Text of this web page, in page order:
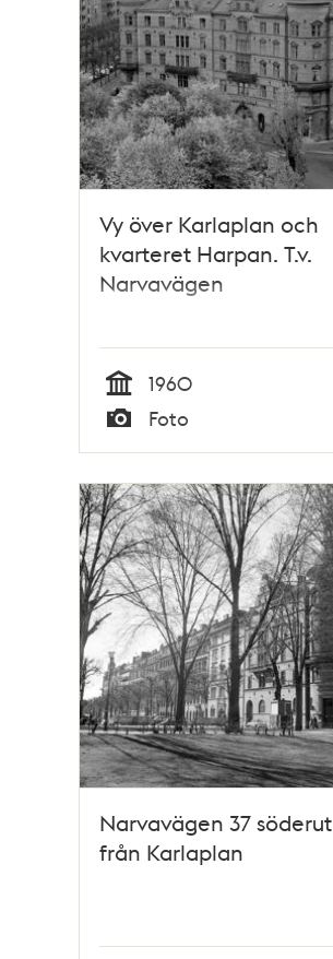
Vy över Karlaplan och
kvarteret Harpan. T.v.
Narvavägen
Tid
1960
Typ
Foto
Narvavägen 37 söderut
från Karlaplan